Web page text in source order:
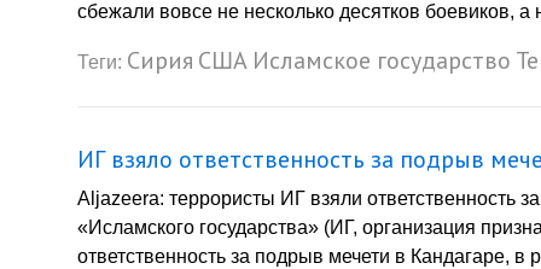
сбежали вовсе не несколько десятков боевиков,
Теги: Сирия США Исламское государство
ИГ взяло ответственность за подрыв
Aljazeera: террористы ИГ взяли ответственность
«Исламского государства» (ИГ, организация
ответственность за подрыв мечети в Кандагаре, в